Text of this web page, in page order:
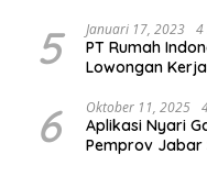
5 Januari 17, 2023 4
PT Rumah
Lowongan
6 Oktober 11, 2025
Aplikasi Nyari
Pemprov Jabar